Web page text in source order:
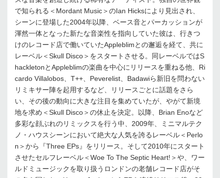
で知られる＜Mordant Music＞のIan Hicksにより見出され、
シーンに登場した2004年以降、ベース音とパーカッションが
渾然一体となった新たな音楽性を指向していた彼は、行きつ
けのレコード店で働いていたAppleblimとの邂逅を経て、共に
レーベル＜Skull Disco＞をスタートさせる。同レーベルではS
hackletonとAppleblimの楽曲を中心にリリースを重ねる他、Ri
cardo Villalobos、T++、Peverelist、Badawiら新旧を問わない
リミキサー陣を起用するなど、リリースごとに話題をさら
い、その後の動向に大きな注目を集めていたが、やがて新境
地を求め＜Skull Disco＞の休止を決定。以降、Brian Enoなど
多彩な顔ぶれのリミックスを行う中、2009年、ミニマルテク
ノ・ハウスシーンにおいて絶大な人気を誇るレーベル＜Perlo
n＞から『Three EPs』をリリース。そして2010年にスタート
させたセルフレーベル＜Woe To The Septic Heart!＞や、ワー
ルドミュージックを取り扱うロンドンの老舗レコード店がそ